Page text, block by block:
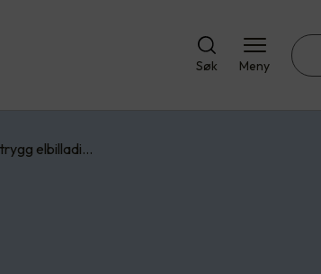
Søk Meny
elbilladi…